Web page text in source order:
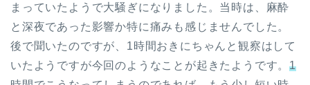
まっていたようで大騒ぎになりました。当時は、麻酔
と深夜であった影響か特に痛みも感じませんでした。
後で聞いたのですが、1時間おきにちゃんと観察はして
いたようですが今回のようなことが起きたようです。1